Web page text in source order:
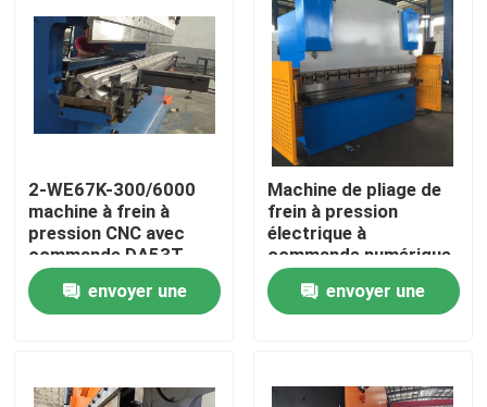
Contrôle de qualité
Nous contacter
Nouvelles
Cas
frein de presse hydraulique de commande numérique
2-WE67K-300/6000
machine à frein à
pression CNC avec
commande DA53T
envoyer une
Machine de pliage de
frein à pression
électrique à
commande numérique
avancée 3260 mm x
1500 mmenvoyer une